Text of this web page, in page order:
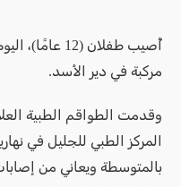
أُصيب طفلان
مركبة في دير الأسد.
وقدمت الطواقم الطبية
المركز الطبي للجليل في
بالمتوسطة ويعاني من